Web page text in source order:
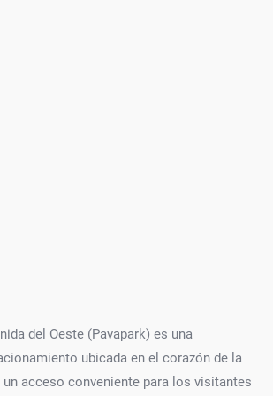
del Oeste (Pavapark) es una
ubicada en el corazón de la
acceso conveniente para los visitantes